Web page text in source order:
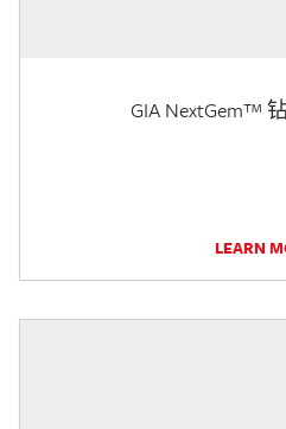
GIA NextGem™
LEARN